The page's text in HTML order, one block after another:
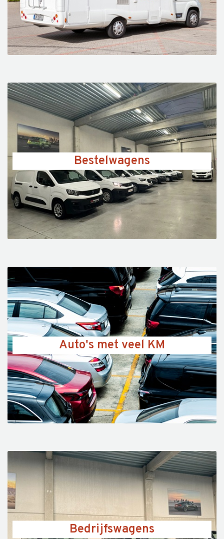
Bestelwagens
Auto's met veel KM
Bedrijfswagens